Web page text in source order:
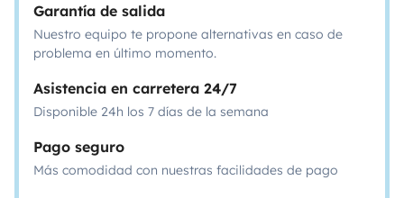
Garantía de salida
Nuestro equipo te propone alternativas en caso de
problema en último momento.
Asistencia en carretera 24/7
Disponible 24h los 7 días de la semana
Pago seguro
Más comodidad con nuestras facilidades de pago